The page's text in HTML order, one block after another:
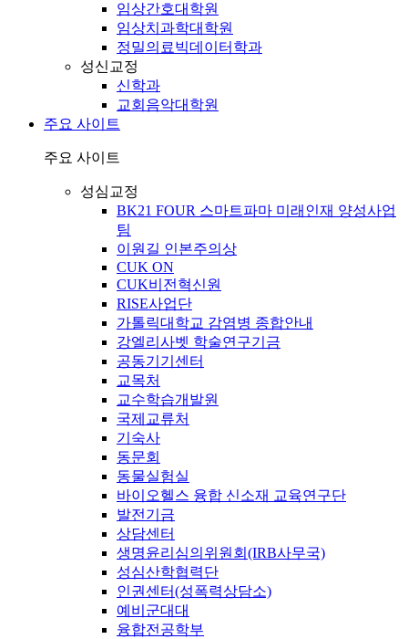
임상간호대학원
임상치과학대학원
정밀의료빅데이터학과
성신교정
신학과
교회음악대학원
주요 사이트
주요 사이트
성심교정
BK21 FOUR 스마트파마 미래인재 양성사업
팀
이원길 인본주의상
CUK ON
CUK비전혁신원
RISE사업단
가톨릭대학교 감염병 종합안내
강엘리사벳 학술연구기금
공동기기센터
교목처
교수학습개발원
국제교류처
기숙사
동문회
동물실험실
바이오헬스 융합 신소재 교육연구단
발전기금
상담센터
생명윤리심의위원회(IRB사무국)
성심산학협력단
인권센터(성폭력상담소)
예비군대대
융합전공학부